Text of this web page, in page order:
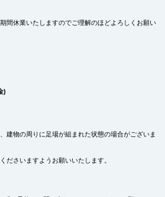
間休業いたしますのでご理解のほどよろしくお願い
)
建物の周りに足場が組まれた状態の場合がございま
ださいますようお願いいたします。